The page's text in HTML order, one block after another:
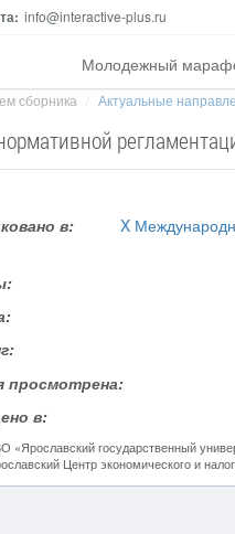
info@interactive-plus.ru
Молодежный
сборника Актуальные
в:
X
просмотрена:
в:
«Ярославский государственный
Центр экономического и